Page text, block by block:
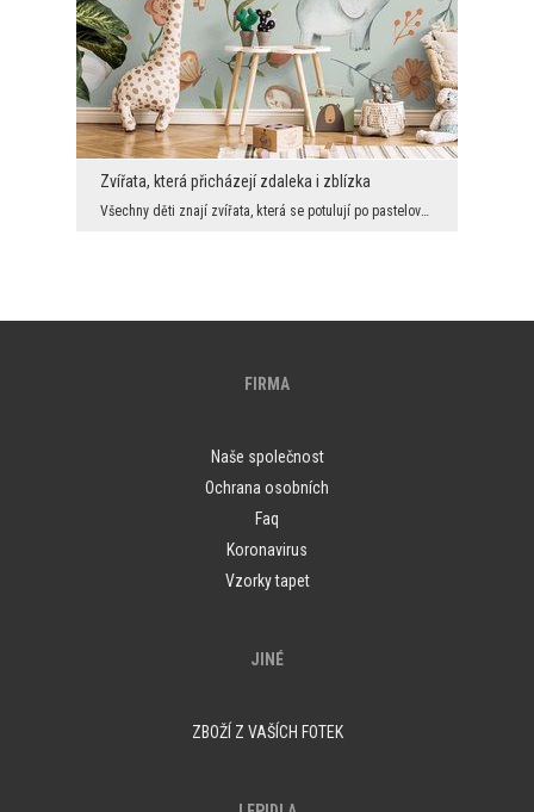
Zvířata, která přicházejí zdaleka i zblízka
Všechny děti znají zvířata, která se potulují po pastelových loukách a mezi křehkými rostlinami. ...
FIRMA
Naše společnost
Ochrana osobních
Faq
Koronavirus
Vzorky tapet
JINÉ
ZBOŽÍ Z VAŠÍCH FOTEK